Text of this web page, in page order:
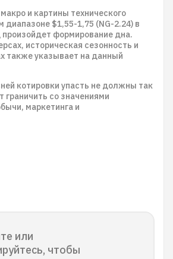
и картины технического
диапазоне $1,55-1,75 (NG-2.24) в
формирование дна.
историческая сезонность и
также указывает на данный
котировки упасть не должны так
граничить со значениями
маркетинга и
или
чтобы